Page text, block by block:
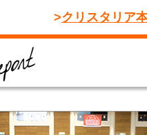
クリスタリア